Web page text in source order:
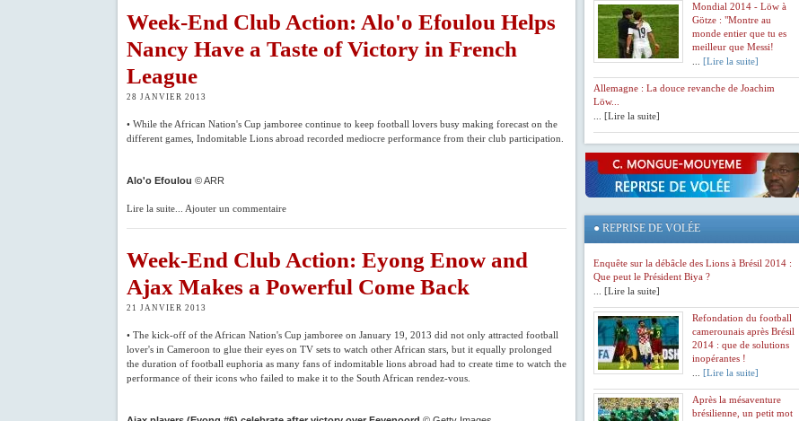
Week-End Club Action: Alo'o Efoulou Helps
Nancy Have a Taste of Victory in French
League
28 JANVIER 2013
• While the African Nation's Cup jamboree continue to keep football lovers busy making forecast on the
different games, Indomitable Lions abroad recorded mediocre performance from their club participation.
Alo'o Efoulou © ARR
Lire la suite... Ajouter un commentaire
Week-End Club Action: Eyong Enow and
Ajax Makes a Powerful Come Back
21 JANVIER 2013
• The kick-off of the African Nation's Cup jamboree on January 19, 2013 did not only attracted football
lover's in Cameroon to glue their eyes on TV sets to watch other African stars, but it equally prolonged
the duration of football euphoria as many fans of indomitable lions abroad had to create time to watch the
performance of their icons who failed to make it to the South African rendez-vous.
Mondial 2014 - Löw à
Götze : "Montre au
monde entier que tu es
meilleur que Messi!
[Lire la suite]
Allemagne : La douce revanche de Joachim
Löw...
... [Lire la suite]
● REPRISE DE VOLÉE
Enquête sur la débâcle des Lions à Brésil 2014 :
Que peut le Président Biya ?
... [Lire la suite]
Refondation du football
camerounais après Brésil
2014 : que de solutions
inopérantes !
[Lire la suite]
Après la mésaventure
brésilienne, un petit mot